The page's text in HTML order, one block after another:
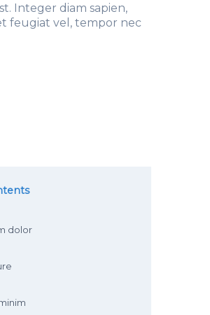
Integer diam sapien,
feugiat vel, tempor nec
dolor